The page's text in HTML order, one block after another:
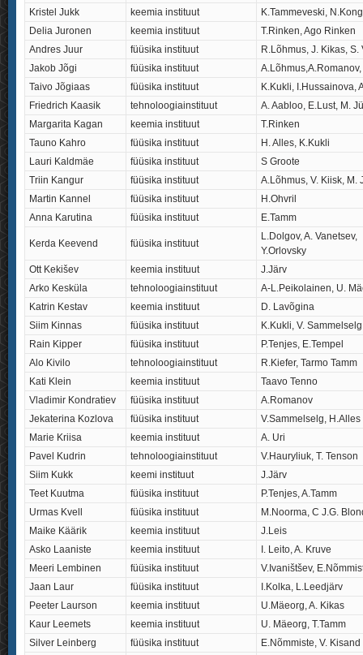
Kristel Jukk
keemia instituut
K.Tammeveski,
Delia Juronen
keemia instituut
T.Rinken, Ago Rinken
Andres Juur
füüsika instituut
R.Lõhmus, J. Kikas, S.
Jakob Jõgi
füüsika instituut
Taivo Jõgiaas
füüsika instituut
K.Kukli, I.Hussainova,
Friedrich Kaasik
tehnoloogiainstituut
A. Aabloo, E.Lust, M.
Margarita Kagan
keemia instituut
T.Rinken
Tauno Kahro
füüsika instituut
H. Alles, K.Kukli
Lauri Kaldmäe
füüsika instituut
S Groote
Triin Kangur
füüsika instituut
A.Lõhmus, V. Kiisk, M.
Martin Kannel
füüsika instituut
H.Ohvril
Anna Karutina
füüsika instituut E.Tamm
Kerda Keevend füüsika instituut
L.Dolgov, A. Vanetsev,
Y.Orlovsky
Ott Kekišev
keemia instituut
J.Järv
Arko Kesküla
tehnoloogiainstituut
A-L.Peikolainen, U.
Katrin Kestav
keemia instituut
D. Lavõgina
Siim Kinnas
füüsika instituut
K.Kukli, V. Sammelselg
Rain Kipper
füüsika instituut
P.Tenjes, E.Tempel
Alo Kivilo
tehnoloogiainstituut
R.Kiefer, Tarmo Tamm
Kati Klein
keemia instituut
Taavo Tenno
Vladimir Kondratiev
füüsika instituut
A.Romanov
Jekaterina Kozlova
füüsika instituut
V.Sammelselg, H.Alles
Marie Kriisa
keemia instituut
A. Uri
Pavel Kudrin
tehnoloogiainstituut
V.Hauryliuk, T. Tenson
Siim Kukk
keemi instituut
J.Järv
Teet Kuutma
füüsika instituut
P.Tenjes, A.Tamm
Urmas Kvell
füüsika instituut
M.Noorma, C J.G.
Maike Käärik
keemia instituut
J.Leis
Asko Laaniste
keemia instituut
I. Leito, A. Kruve
Meeri Lembinen
füüsika instituut
V.Ivaništšev,
Jaan Laur
füüsika instituut
I.Kolka, L.Leedjärv
Peeter Laurson
keemia instituut
U.Mäeorg, A. Kikas
Kaur Leemets
keemia instituut
U. Mäeorg, T.Tamm
Silver Leinberg
füüsika instituut
E.Nõmmiste, V. Kisand